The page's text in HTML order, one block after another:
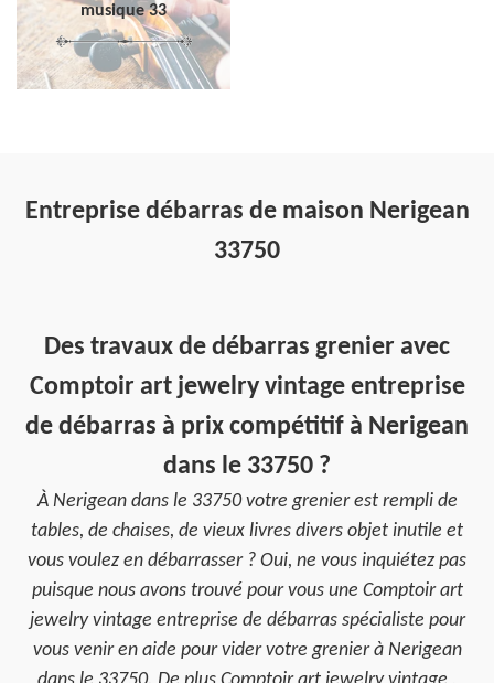
musique 33
Entreprise débarras de maison Nerigean
33750
Des travaux de débarras grenier avec
Comptoir art jewelry vintage entreprise
de débarras à prix compétitif à Nerigean
dans le 33750 ?
À Nerigean dans le 33750 votre grenier est rempli de
tables, de chaises, de vieux livres divers objet inutile et
vous voulez en débarrasser ? Oui, ne vous inquiétez pas
puisque nous avons trouvé pour vous une Comptoir art
jewelry vintage entreprise de débarras spécialiste pour
vous venir en aide pour vider votre grenier à Nerigean